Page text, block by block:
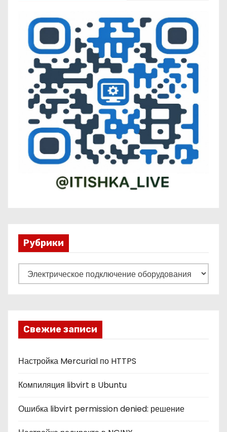
Рубрики
у
к
и
Свежие записи
Настройка Mercurial по HTTPS
Компиляция libvirt в Ubuntu
Ошибка libvirt permission denied: решение